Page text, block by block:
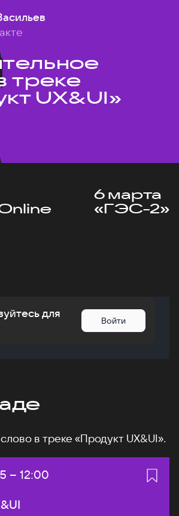
треке
UX&UI»
6 марта
«ГЭС-2»
для
Войти
в треке «Продукт UX&UI».
– Конец:
12:00